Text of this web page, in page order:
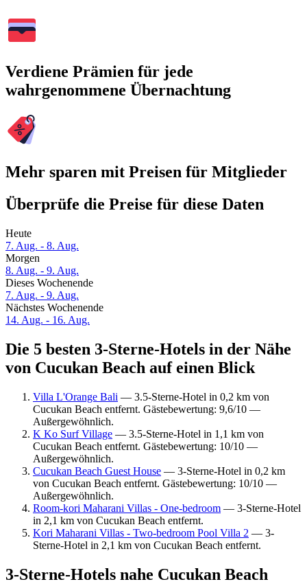
Verdiene Prämien für jede
wahrgenommene Übernachtung
Mehr sparen mit Preisen für Mitglieder
Überprüfe die Preise für diese Daten
Heute
7. Aug. - 8. Aug.
Morgen
8. Aug. - 9. Aug.
Dieses Wochenende
7. Aug. - 9. Aug.
Nächstes Wochenende
14. Aug. - 16. Aug.
Die 5 besten 3-Sterne-Hotels in der Nähe
von Cucukan Beach auf einen Blick
Villa L'Orange Bali — 3.5-Sterne-Hotel in 0,2 km von
Cucukan Beach entfernt. Gästebewertung: 9,6/10 —
Außergewöhnlich.
K Ko Surf Village — 3.5-Sterne-Hotel in 1,1 km von
Cucukan Beach entfernt. Gästebewertung: 10/10 —
Außergewöhnlich.
Cucukan Beach Guest House — 3-Sterne-Hotel in 0,2 km
von Cucukan Beach entfernt. Gästebewertung: 10/10 —
Außergewöhnlich.
Room-kori Maharani Villas - One-bedroom — 3-Sterne-Hotel
in 2,1 km von Cucukan Beach entfernt.
Kori Maharani Villas - Two-bedroom Pool Villa 2 — 3-
Sterne-Hotel in 2,1 km von Cucukan Beach entfernt.
3-Sterne-Hotels nahe Cucukan Beach